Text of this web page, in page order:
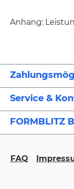
Anhang:
Service &
FORMBLITZ
FAQ